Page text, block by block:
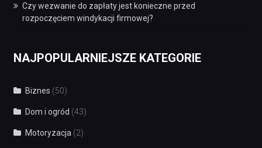
Czy wezwanie do zapłaty jest konieczne przed
rozpoczęciem windykacji firmowej?
NAJPOPULARNIEJSZE KATEGORIE
Biznes (50)
Dom i ogród (43)
Motoryzacja (2)